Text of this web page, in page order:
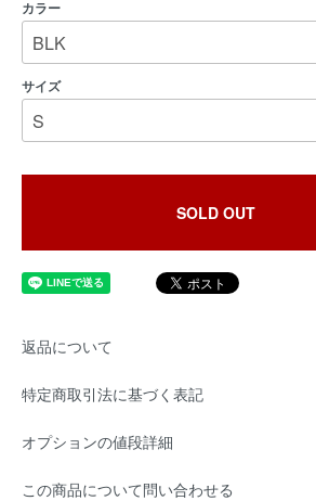
カラー
サイズ
SOLD OUT
返品について
特定商取引法に基づく表記
オプションの値段詳細
この商品について問い合わせる